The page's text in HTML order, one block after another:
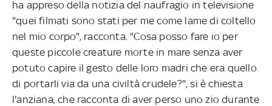
ha appreso della notizia del naufragio in televisione
"quei filmati sono stati per me come lame di coltello
nel mio corpo", racconta. "Cosa posso fare io per
queste piccole creature morte in mare senza aver
potuto capire il gesto delle loro madri che era quello
di portarli via da una civiltà crudele?", si è chiesta
l'anziana, che racconta di aver perso uno zio durante